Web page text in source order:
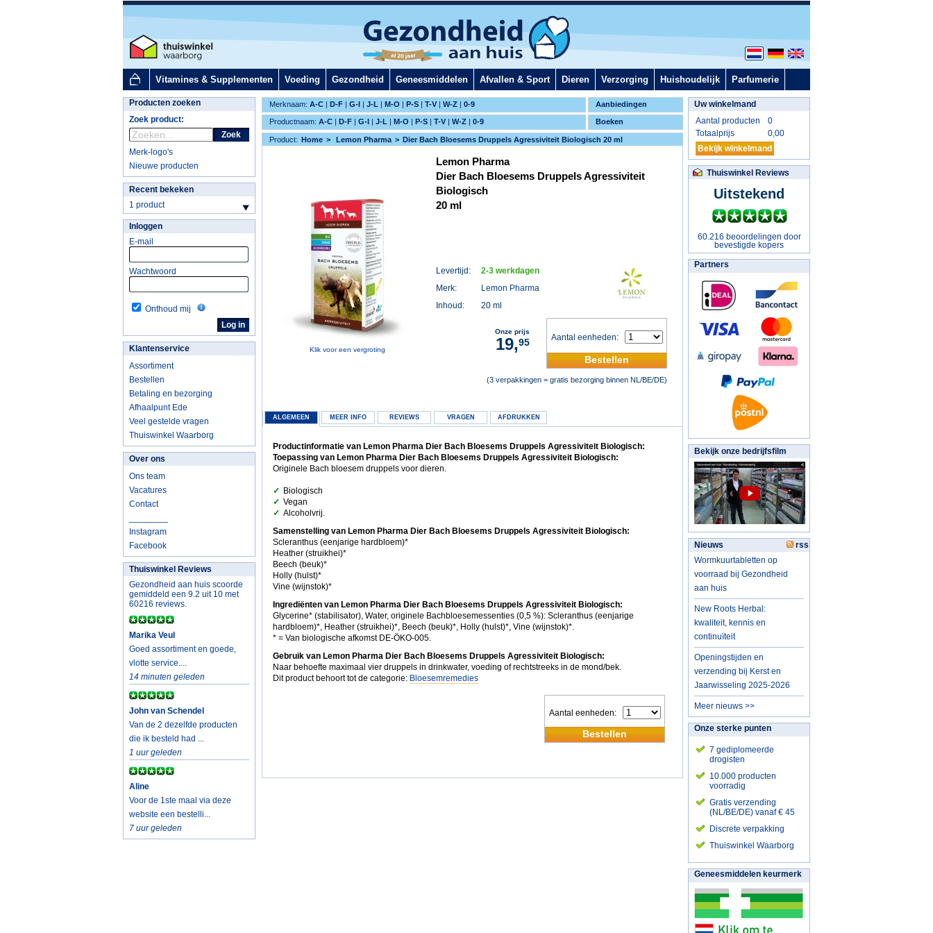
Vitamines & Supplementen Voeding Gezondheid Geneesmiddelen Afvallen & Sport Dieren Verzorging Huishoudelijk Parfumerie
Aanbiedingen
Merknaam: A-C | D-F | G-I | J-L | M-O | P-S | T-V | W-Z | 0-9
Boeken
Productnaam: A-C | D-F | G-I | J-L | M-O | P-S | T-V | W-Z | 0-9
Producten zoeken
Zoek product:
Zoek
Merk-logo's
Nieuwe producten
Recent bekeken
1 product
Inloggen
E-mail
Wachtwoord
Onthoud mij
Klantenservice
Assortiment
Bestellen
Betaling en bezorging
Afhaalpunt Ede
Veel gestelde vragen
Thuiswinkel Waarborg
Over ons
Ons team
Vacatures
Contact
Instagram
Facebook
Thuiswinkel Reviews
Gezondheid aan huis scoorde
gemiddeld een 9.2 uit 10 met
60216 reviews.
Marika Veul
Goed assortiment en goede,
vlotte service....
14 minuten geleden
John van Schendel
Van de 2 dezelfde producten
die ik besteld had ...
1 uur geleden
Aline
Voor de 1ste maal via deze
website een bestelli...
7 uur geleden
Product: Home Lemon Pharma Dier Bach Bloesems Druppels Agressiviteit Biologisch 20 ml
Klik voor een vergroting
Lemon Pharma
Dier Bach Bloesems Druppels Agressiviteit
Biologisch
20 ml
Levertijd:
2-3 werkdagen
Merk:
Lemon Pharma
Inhoud:
20 ml
Aantal eenheden:
Bestellen
Onze prijs
19,95
(3 verpakkingen = gratis bezorging binnen NL/BE/DE)
ALGEMEEN MEER INFO REVIEWS VRAGEN AFDRUKKEN
Productinformatie van Lemon Pharma Dier Bach Bloesems Druppels Agressiviteit Biologisch:
Toepassing van Lemon Pharma Dier Bach Bloesems Druppels Agressiviteit Biologisch:
Originele Bach bloesem druppels voor dieren.
✓ Biologisch
✓ Vegan
✓ Alcoholvrij.
Samenstelling van Lemon Pharma Dier Bach Bloesems Druppels Agressiviteit Biologisch:
Scleranthus (eenjarige hardbloem)*
Heather (struikhei)*
Beech (beuk)*
Holly (hulst)*
Vine (wijnstok)*
Ingrediënten van Lemon Pharma Dier Bach Bloesems Druppels Agressiviteit Biologisch:
Glycerine* (stabilisator), Water, originele Bachbloesemessenties (0,5 %): Scleranthus (eenjarige
hardbloem)*, Heather (struikhei)*, Beech (beuk)*, Holly (hulst)*, Vine (wijnstok)*.
* = Van biologische afkomst DE-ÖKO-005.
Gebruik van Lemon Pharma Dier Bach Bloesems Druppels Agressiviteit Biologisch:
Naar behoefte maximaal vier druppels in drinkwater, voeding of rechtstreeks in de mond/bek.
Dit product behoort tot de categorie: Bloesemremedies
Aantal eenheden:
Bestellen
Uw winkelmand
Aantal producten
0
Totaalprijs
0,00
Bekijk winkelmand
Thuiswinkel Reviews
Uitstekend
60.216 beoordelingen door
bevestigde kopers
Partners
Bekijk onze bedrijfsfilm
Nieuws
rss
Wormkuurtabletten op
voorraad bij Gezondheid
aan huis
New Roots Herbal:
kwaliteit, kennis en
continuïteit
Openingstijden en
verzending bij Kerst en
Jaarwisseling 2025-2026
Meer nieuws >>
Onze sterke punten
7 gediplomeerde
drogisten
10.000 producten
voorradig
Gratis verzending
(NL/BE/DE) vanaf € 45
Discrete verpakking
Thuiswinkel Waarborg
Geneesmiddelen keurmerk